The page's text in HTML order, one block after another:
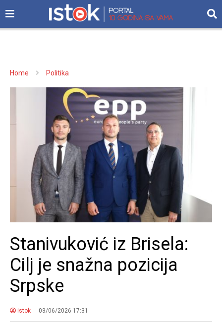
Home Politika
Stanivuković iz Brisela:
Cilj je snažna pozicija
Srpske
istok 03/06/2026 17:31